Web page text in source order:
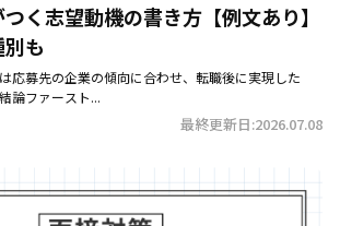
く志望動機の書き方【例文あり】
別も
応募先の企業の傾向に合わせ、転職後に実現した
論ファースト...
最終更新日:2026.07.08